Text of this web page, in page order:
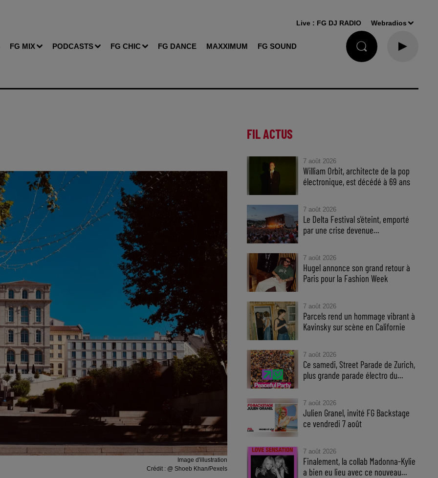
FG MIX PODCASTS FG CHIC FG DANCE MAXXIMUM FG SOUND
Live : FG DJ RADIO Webradios
Image d'illustration
Crédit : @ Shoeb Khan/Pexels
FIL ACTUS
7 août 2026
William Orbit, architecte de la pop
électronique, est décédé à 69 ans
7 août 2026
Le Delta Festival s'éteint, emporté
par une crise devenue...
7 août 2026
Hugel annonce son grand retour à
Paris pour la Fashion Week
7 août 2026
Parcels rend un hommage vibrant à
Kavinsky sur scène en Californie
7 août 2026
Ce samedi, Street Parade de Zurich,
plus grande parade électro du...
7 août 2026
Julien Granel, invité FG Backstage
ce vendredi 7 août
7 août 2026
Finalement, la collab Madonna-Kylie
a bien eu lieu avec ce nouveau...